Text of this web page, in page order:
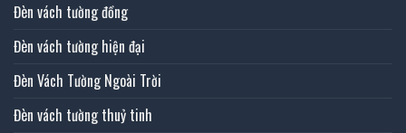
Đèn vách tường đồng
Đèn vách tường hiện đại
Đèn Vách Tường Ngoài Trời
Đèn vách tường thuỷ tinh